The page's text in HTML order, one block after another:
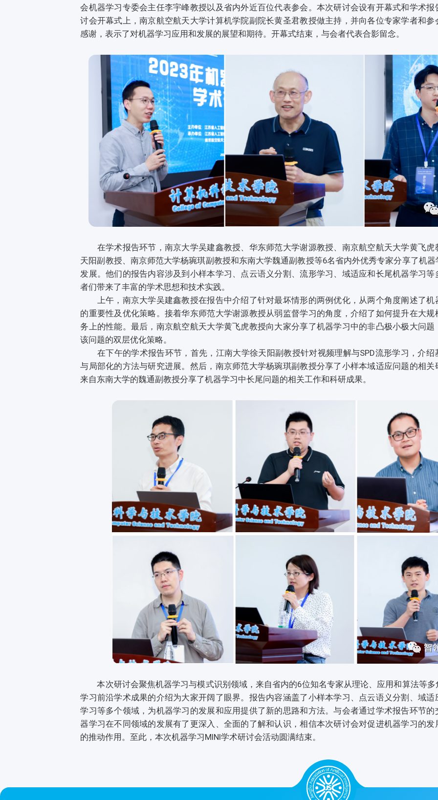
会机器学习专委会主任李宇峰教授以及省内外近百位代表参会。本次研讨会设有开幕式和学术报
讨会开幕式上，南京航空航天大学计算机学院副院长黄圣君教授做主持，并向各位专家学者和参
感谢，表示了对机器学习应用和发展的展望和期待。开幕式结束，与会者代表合影留念。
在学术报告环节，南京大学吴建鑫教授、华东师范大学谢源教授、南京航空航天大学黄飞虎
天阳副教授、南京师范大学杨琬琪副教授和东南大学魏通副教授等6名省内外优秀专家分享了机
发展。他们的报告内容涉及到小样本学习、点云语义分割、流形学习、域适应和长尾机器学习等
者们带来了丰富的学术思想和技术实践。
上午，南京大学吴建鑫教授在报告中介绍了针对最坏情形的两例优化，从两个角度阐述了机
的重要性及优化策略。接着华东师范大学谢源教授从弱监督学习的角度，介绍了如何提升在大规
务上的性能。最后，南京航空航天大学黄飞虎教授向大家分享了机器学习中的非凸极小极大问题
该问题的双层优化策略。
在下午的学术报告环节，首先，江南大学徐天阳副教授针对视频理解与SPD流形学习，介绍
与局部化的方法与研究进展。然后，南京师范大学杨琬琪副教授分享了小样本域适应问题的相关
来自东南大学的魏通副教授分享了机器学习中长尾问题的相关工作和科研成果。
本次研讨会聚焦机器学习与模式识别领域，来自省内的6位知名专家从理论、应用和算法等多
学习前沿学术成果的介绍为大家开阔了眼界。报告内容涵盖了小样本学习、点云语义分割、域适
学习等多个领域，为机器学习的发展和应用提供了新的思路和方法。与会者通过学术报告环节的
器学习在不同领域的发展有了更深入、全面的了解和认识，相信本次研讨会对促进机器学习的发
的推动作用。至此，本次机器学习MINI学术研讨会活动圆满结束。